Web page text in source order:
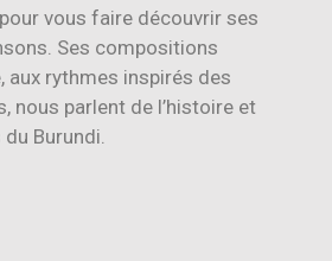
pour vous faire découvrir ses
Ses compositions
aux rythmes inspirés des
nous parlent de l’histoire et
Burundi.